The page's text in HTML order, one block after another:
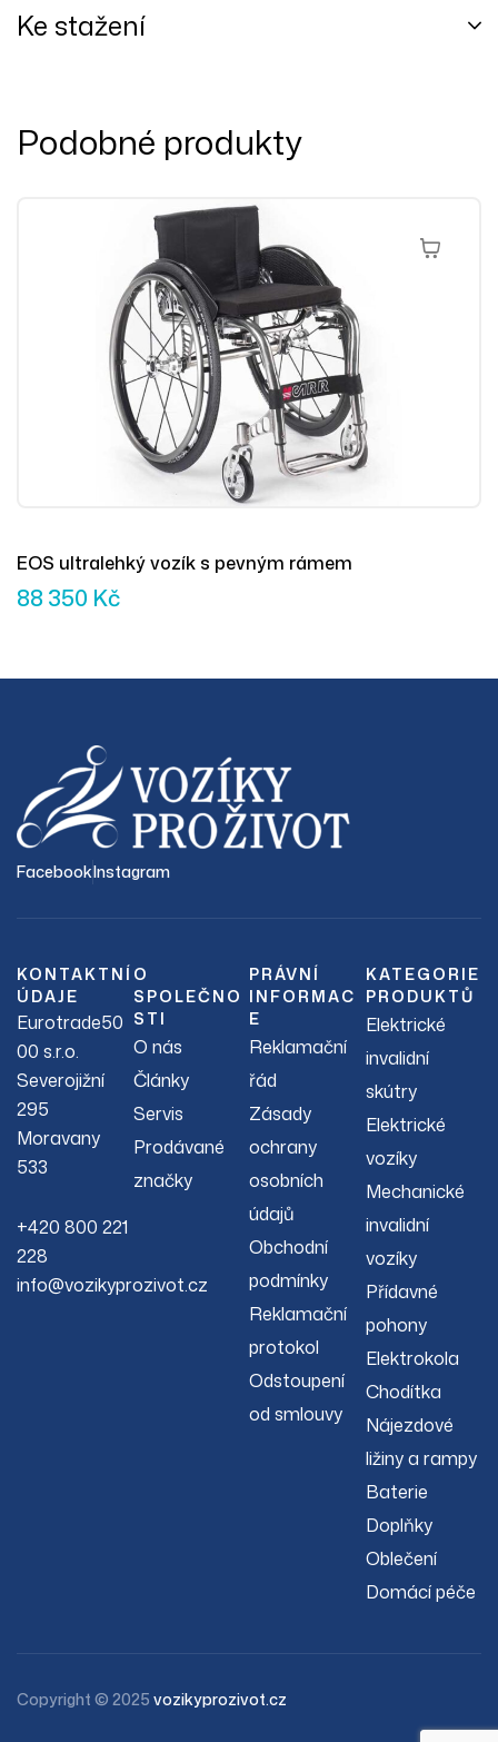
Ke stažení
Podobné produkty
Přidat Do
EOS ultralehký vozík s pevným rámem
88 350 Kč
FacebookInstagram
KONTAKTNÍ
ÚDAJE
Eurotrade50
00 s.r.o.
Severojižní
295
Moravany
533
+420 800 221
228
info@vozikyprozivot.cz
O
SPOLEČNO
STI
O nás
Články
Servis
Prodávané
značky
PRÁVNÍ
INFORMAC
E
Reklamační
řád
Zásady
ochrany
osobních
údajů
Obchodní
podmínky
Reklamační
protokol
Odstoupení
od smlouvy
KATEGORIE
PRODUKTŮ
Elektrické
invalidní
skútry
Elektrické
vozíky
Mechanické
invalidní
vozíky
Přídavné
pohony
Elektrokola
Chodítka
Nájezdové
ližiny a rampy
Baterie
Doplňky
Oblečení
Domácí péče
Copyright © 2025 vozikyprozivot.cz